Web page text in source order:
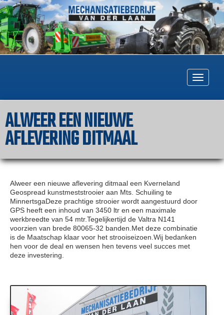
ALWEER EEN NIEUWE
AFLEVERING DITMAAL
Alweer een nieuwe aflevering ditmaal een Kverneland
Geospread kunstmeststrooier aan Mts. Schuiling te
MinnertsgaDeze prachtige strooier wordt aangestuurd door
GPS heeft een inhoud van 3450 ltr en een maximale
werkbreedte van 54 mtr.Tegelijkertijd de Valtra N141
voorzien van brede 80065-32 banden.Met deze combinatie
is de Maatschap klaar voor het strooiseizoen.Wij bedanken
hen voor de deal en wensen hen tevens veel succes met
deze investering.